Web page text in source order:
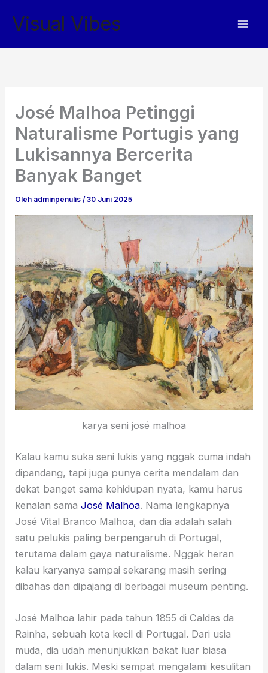
Visual Vibes
José Malhoa Petinggi
Naturalisme Portugis yang
Lukisannya Bercerita
Banyak Banget
Oleh adminpenulis/30 Juni 2025
karya seni josé malhoa
Kalau kamu suka seni lukis yang nggak cuma indah
dipandang, tapi juga punya cerita mendalam dan
dekat banget sama kehidupan nyata, kamu harus
kenalan samaJosé Malhoa. Nama lengkapnya
José Vital Branco Malhoa, dan dia adalah salah
satu pelukis paling berpengaruh di Portugal,
terutama dalam gaya naturalisme. Nggak heran
kalau karyanya sampai sekarang masih sering
dibahas dan dipajang di berbagai museum penting.
José Malhoa lahir pada tahun 1855 di Caldas da
Rainha, sebuah kota kecil di Portugal. Dari usia
muda, dia udah menunjukkan bakat luar biasa
dalam seni lukis. Meski sempat mengalami kesulitan